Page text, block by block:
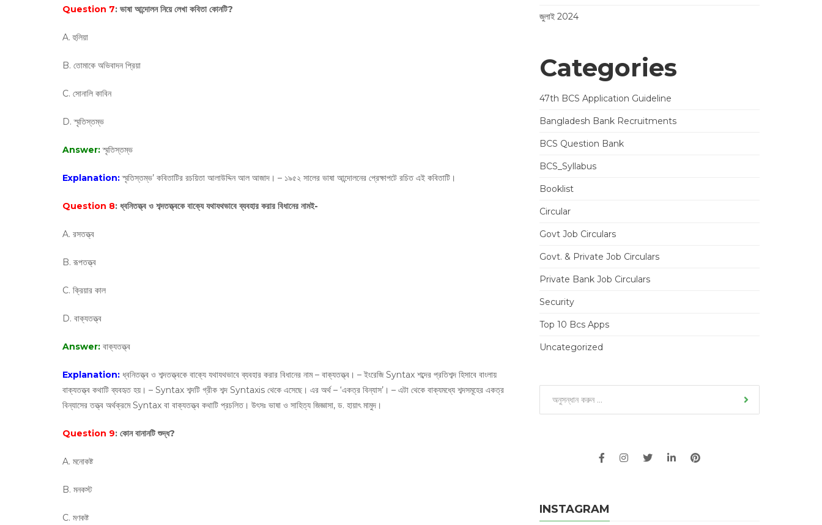
Question 7: ভাষা আন্দোলন নিয়ে লেখা কবিতা কোনটি?
A. হুলিয়া
B. তোমাকে অভিবাদন প্রিয়া
C. সোনালি কাবিন
D. স্মৃতিস্তম্ভ
Answer:স্মৃতিস্তম্ভ
Explanation:স্মৃতিস্তম্ভ’ কবিতাটির রচয়িতা আলাউদ্দিন আল আজাদ। – ১৯৫২ সালের ভাষা আন্দোলনের প্রেক্ষাপটে রচিত এই কবিতাটি।
Question 8: ধ্বনিতত্ত্ব ও শব্দতত্ত্বকে বাক্যে যথাযথভাবে ব্যবহার করার বিধানের নামই-
A. রসতত্ত্ব
B. রূপতত্ত্ব
C. ক্রিয়ার কাল
D. বাক্যতত্ত্ব
Answer: বাক্যতত্ত্ব
Explanation: ধ্বনিতত্ত্ব ও শব্দতত্ত্বকে বাক্যে যথাযথভাবে ব্যবহার করার বিধানের নাম – বাক্যতত্ত্ব। – ইংরেজি Syntax শব্দের প্রতিশব্দ হিসাবে বাংলায়
বাক্যতত্ত্ব কথাটি ব্যবহৃত হয়। – Syntax শব্দটি গ্রীক শব্দ Syntaxis থেকে এসেছে। এর অর্থ – ‘একত্র বিন্যাস’। – এটা থেকে বাক্যমধ্যে শব্দসমূহের একত্র
বিন্যাসের তত্ত্ব অর্থক্রমে Syntax বা বাক্যতত্ত্ব কথাটি প্রচলিত। উৎসঃ ভাষা ও সাহিত্য জিজ্ঞাসা, ড. হায়াৎ মামুদ।
Question 9: কোন বানানটি শুদ্ধ?
A. মনোকষ্ট
B. মনকস্ট
C. মণকষ্ট
জুলাই 2024
Categories
47th BCS Application Guideline
Bangladesh Bank Recruitments
BCS Question Bank
BCS_Syllabus
Booklist
Circular
Govt Job Circulars
Govt. & Private Job Circulars
Private Bank Job Circulars
Security
Top 10 Bcs Apps
Uncategorized
INSTAGRAM